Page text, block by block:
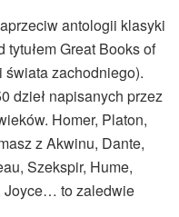
antologii klasyki
Great Books of
zachodniego).
dzieł napisanych przez
Homer, Platon,
z Akwinu, Dante,
Szekspir, Hume,
Joyce… to zaledwie